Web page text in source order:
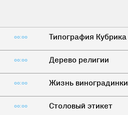
00:00 Типография Кубрика
00:00 Дерево религии
00:00 Жизнь виноградинки
00:00 Столовый этикет